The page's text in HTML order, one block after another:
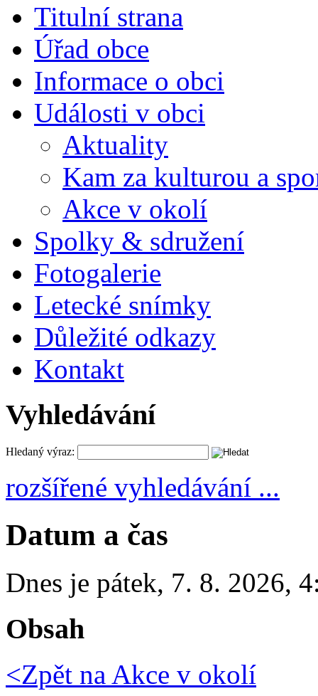
Titulní strana
Úřad obce
Informace o obci
Události v obci
Aktuality
Kam za kulturou a
Akce v okolí
Spolky & sdružení
Fotogalerie
Letecké snímky
Důležité odkazy
Kontakt
Vyhledávání
Hledaný výraz:
rozšířené vyhledávání ...
Datum a čas
Dnes je pátek, 7. 8. 2026,
Obsah
<Zpět na Akce v okolí